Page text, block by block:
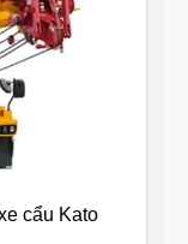
cẩu Kato